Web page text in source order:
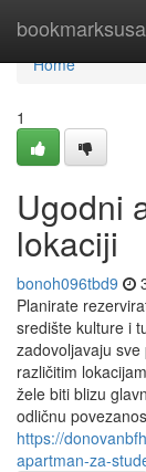
bookmarksusa
Home
Home
1
Ugodni
lokaciji
bonoh096tbd9
Planirate
središte kulture i
zadovoljavaju
različitim
žele biti blizu
odličnu
https://
apartman-za-